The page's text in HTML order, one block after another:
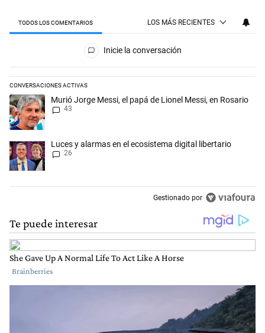
TODOS LOS COMENTARIOS LOS MÁS RECIENTES
Todos los comentarios
Inicie la conversación
CONVERSACIONES ACTIVAS
Este listado muestra los artículos con más comentarios en los
Un artículo de tendencia con el título "Murió Jorge Messi, el papá de
Murió Jorge Messi, el papá de Lionel Messi, en Rosario
43
Un artículo de tendencia con el título "Luces y alarmas en el
Luces y alarmas en el ecosistema digital libertario
26
Gestionado por